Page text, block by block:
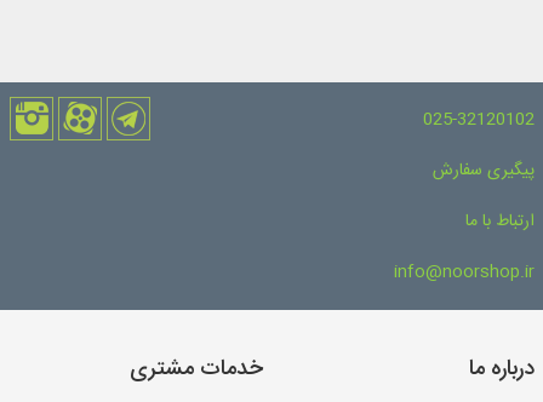
025-32120102
پیگیری سفارش
ارتباط با ما
info@noorshop.ir
درباره ما خدمات مشتری